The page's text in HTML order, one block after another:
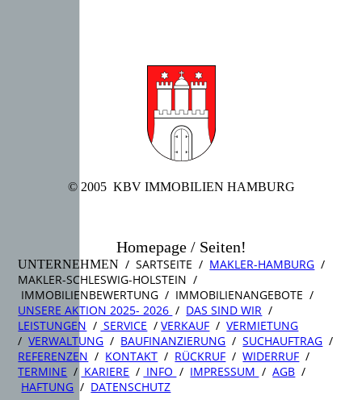
© 2005 KBV IMMOBILIEN HAMBURG
Homepage / Seiten!
UNTERNEHMEN / SARTSEITE / MAKLER-HAMBURG /
MAKLER-SCHLESWIG-HOLSTEIN /
IMMOBILIENBEWERTUNG / IMMOBILIENANGEBOTE /
UNSERE AKTION 2025- 2026 / DAS SIND WIR /
LEISTUNGEN / SERVICE /VERKAUF /VERMIETUNG
/VERWALTUNG / BAUFINANZIERUNG /SUCHAUFTRAG /
REFERENZEN / KONTAKT / RÜCKRUF /WIDERRUF /
TERMINE / KARIERE / INFO / IMPRESSUM /AGB /
HAFTUNG / DATENSCHUTZ